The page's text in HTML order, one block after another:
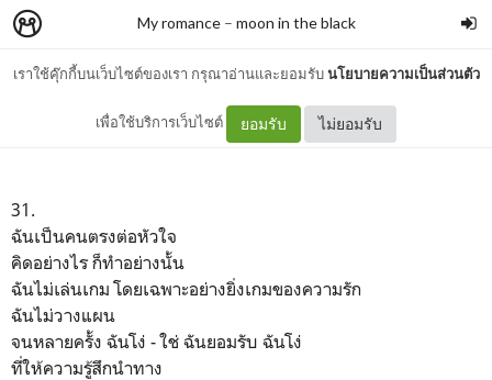
เราใช้คุ๊กกี้บนเว็บไซต์ของเรา กรุณาอ่านและยอมรับนโยบายความเป็นส่วนตัว
เพื่อใช้บริการเว็บไซต์ ยอมรับ ไม่ยอมรับ
My romance– moon in the black
ภาษากาย
31.
ฉันเป็นคนตรงต่อหัวใจ
คิดอย่างไร ก็ทำอย่างนั้น
ฉันไม่เล่นเกม โดยเฉพาะอย่างยิ่งเกมของความรัก
ฉันไม่วางแผน
จนหลายครั้ง ฉันโง่ - ใช่ ฉันยอมรับ ฉันโง่
ที่ให้ความรู้สึกนำทาง